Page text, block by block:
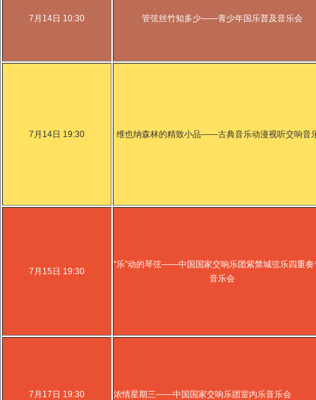
7月14日 10:30 管弦丝竹知多少——青少年国乐普及音乐会
7月14日 19:30 维也纳森林的精致小品——古典音乐动漫视听交响音
7月15日 19:30
“乐”动的琴弦——中国国家交响乐团紫禁城弦乐四重奏
音乐会
7月17日 19:30 浓情星期三——中国国家交响乐团室内乐音乐会